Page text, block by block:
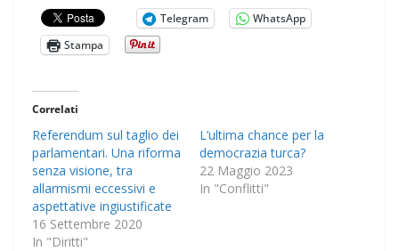
Telegram
WhatsApp
Stampa
Correlati
Referendum sul taglio dei
parlamentari. Una riforma
senza visione, tra
allarmismi eccessivi e
aspettative ingiustificate
16 Settembre 2020
In "Diritti"
L’ultima chance per la
democrazia turca?
22 Maggio 2023
In "Conflitti"